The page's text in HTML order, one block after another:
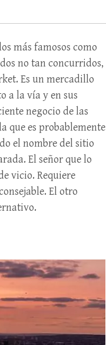
más famosos como
no tan concurridos,
Es un mercadillo
a la vía y en sus
negocio de las
que es probablemente
el nombre del sitio
El señor que lo
vicio. Requiere
El otro